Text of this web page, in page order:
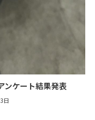
ンケート結果発表
日